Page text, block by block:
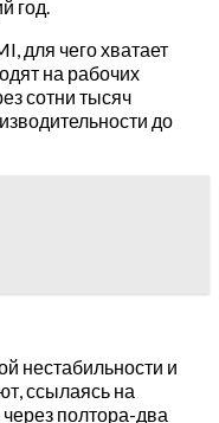
год.
для чего хватает
на рабочих
сотни тысяч
до
нестабильности и
ссылаясь на
полтора-два